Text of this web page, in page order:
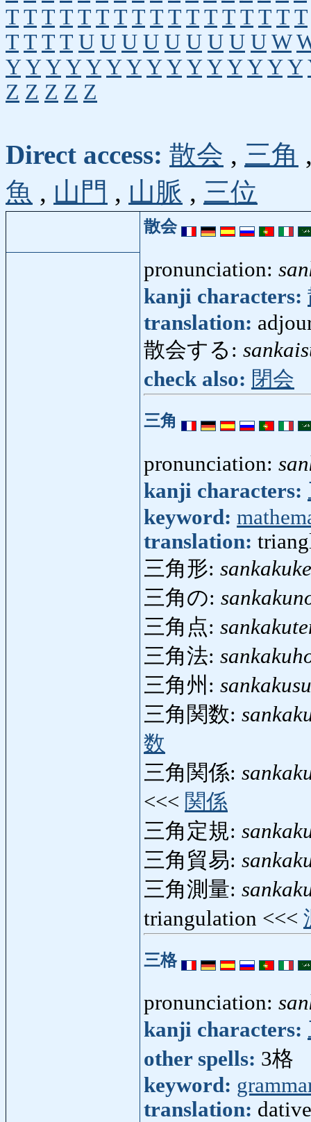
T T T T T T T T T T T T T T T T T
T T T T U U U U U U U U U W
Y Y Y Y Y Y Y Y Y Y Y Y Y Y Y
Z Z Z Z Z
Direct access: 散会 , 三角
魚 , 山門 , 山脈 , 三位
散会
pronunciation:
kanji characters:
translation:
散会する:
check also: 閉会
三角
pronunciation:
kanji characters:
keyword:
translation:
三角形:
三角の:
三角点:
三角法:
三角州: sankakusu
三角関数:
数
三角関係:
<<< 関係
三角定規:
三角貿易:
三角測量:
triangulation <<<
三格
pronunciation:
kanji characters:
other spells: 3格
keyword:
translation: dative